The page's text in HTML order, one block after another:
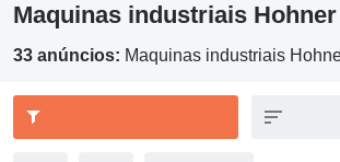
Maquinas industriais Hohner
33 anúncios: Maquinas industriais